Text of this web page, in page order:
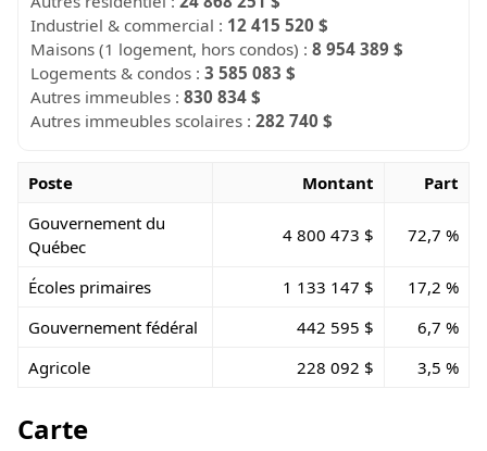
Industriel & commercial : 12 415 520 $
Maisons (1 logement, hors condos) :8 954 389 $
Logements & condos :3 585 083 $
Autres immeubles :830 834 $
Autres immeubles scolaires :282 740 $
Poste Montant
Part
Gouvernement du
Québec
4 800 473 $ 72,7 %
Écoles primaires 1 133 147 $
17,2 %
Gouvernement fédéral
442 595 $
6,7 %
Agricole
228 092 $ 3,5 %
Carte